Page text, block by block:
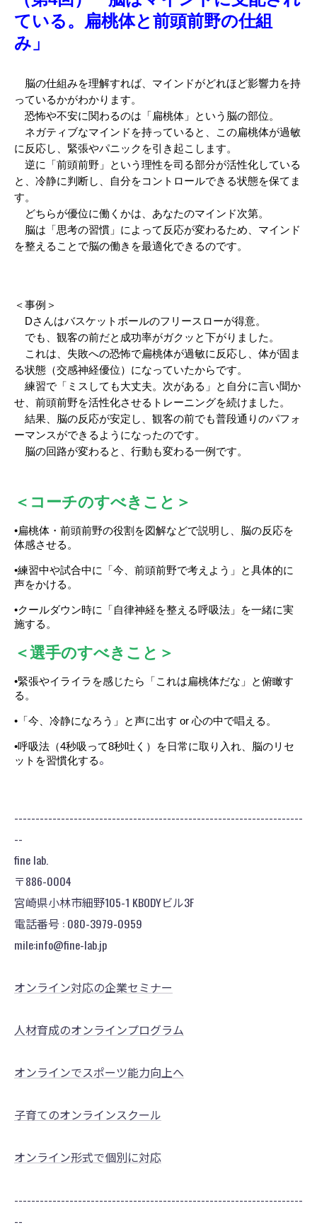
ている。扁桃体と前頭前野の仕組
み」
脳の仕組みを理解すれば、マインドがどれほど影響力を持
っているかがわかります。
恐怖や不安に関わるのは「扁桃体」という脳の部位。
ネガティブなマインドを持っていると、この扁桃体が過敏
に反応し、緊張やパニックを引き起こします。
逆に「前頭前野」という理性を司る部分が活性化している
と、冷静に判断し、自分をコントロールできる状態を保てま
す。
どちらが優位に働くかは、あなたのマインド次第。
脳は「思考の習慣」によって反応が変わるため、マインド
を整えることで脳の働きを最適化できるのです。
＜事例＞
Dさんはバスケットボールのフリースローが得意。
でも、観客の前だと成功率がガクッと下がりました。
これは、失敗への恐怖で扁桃体が過敏に反応し、体が固ま
る状態（交感神経優位）になっていたからです。
練習で「ミスしても大丈夫。次がある」と自分に言い聞か
せ、前頭前野を活性化させるトレーニングを続けました。
結果、脳の反応が安定し、観客の前でも普段通りのパフォ
ーマンスができるようになったのです。
脳の回路が変わると、行動も変わる一例です。
＜コーチのすべきこと＞
•扁桃体・前頭前野の役割を図解などで説明し、脳の反応を
体感させる。
•練習中や試合中に「今、前頭前野で考えよう」と具体的に
声をかける。
•クールダウン時に「自律神経を整える呼吸法」を一緒に実
施する。
＜選手のすべきこと＞
•緊張やイライラを感じたら「これは扁桃体だな」と俯瞰す
る。
•「今、冷静になろう」と声に出す or 心の中で唱える。
•呼吸法（4秒吸って8秒吐く）を日常に取り入れ、脳のリセ
ットを習慣化する。
--------------------------------------------------------------------
--
fine lab.
〒886-0004
宮崎県小林市細野105-1 KBODYビル3F
電話番号 : 080-3979-0959
mile:info@fine-lab.jp
オンライン対応の企業セミナー
人材育成のオンラインプログラム
オンラインでスポーツ能力向上へ
子育てのオンラインスクール
オンライン形式で個別に対応
--------------------------------------------------------------------
--